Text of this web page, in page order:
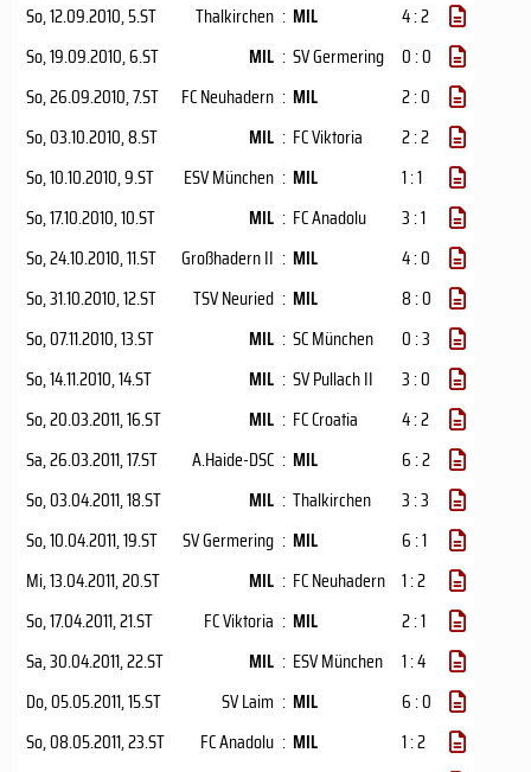
So, 12.09.2010, 5.ST Thalkirchen : MIL
4 : 2
So, 19.09.2010, 6.ST MIL : SV Germering 0 : 0
So, 26.09.2010, 7.ST FC Neuhadern : MIL
2 : 0
So, 03.10.2010, 8.ST MIL : FC Viktoria
2 : 2
So, 10.10.2010, 9.ST ESV München : MIL
1 : 1
So, 17.10.2010, 10.ST MIL : FC Anadolu
3 : 1
So, 24.10.2010, 11.ST Großhadern II : MIL
4 : 0
So, 31.10.2010, 12.ST TSV Neuried : MIL
8 : 0
So, 07.11.2010, 13.ST MIL : SC München
0 : 3
So, 14.11.2010, 14.ST MIL : SV Pullach II
3 : 0
So, 20.03.2011, 16.ST MIL : FC Croatia
4 : 2
Sa, 26.03.2011, 17.ST A.Haide-DSC : MIL
6 : 2
So, 03.04.2011, 18.ST MIL : Thalkirchen
3 : 3
So, 10.04.2011, 19.ST SV Germering : MIL
6 : 1
Mi, 13.04.2011, 20.ST MIL : FC Neuhadern 1 : 2
So, 17.04.2011, 21.ST FC Viktoria : MIL
2 : 1
Sa, 30.04.2011, 22.ST MIL : ESV München
1 : 4
Do, 05.05.2011, 15.ST SV Laim : MIL
6 : 0
So, 08.05.2011, 23.ST FC Anadolu : MIL
1 : 2